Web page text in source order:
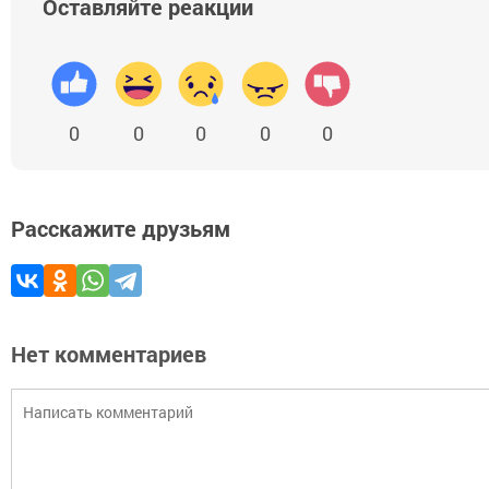
Оставляйте реакции
0 0 0 0 0
Расскажите друзьям
Нет комментариев